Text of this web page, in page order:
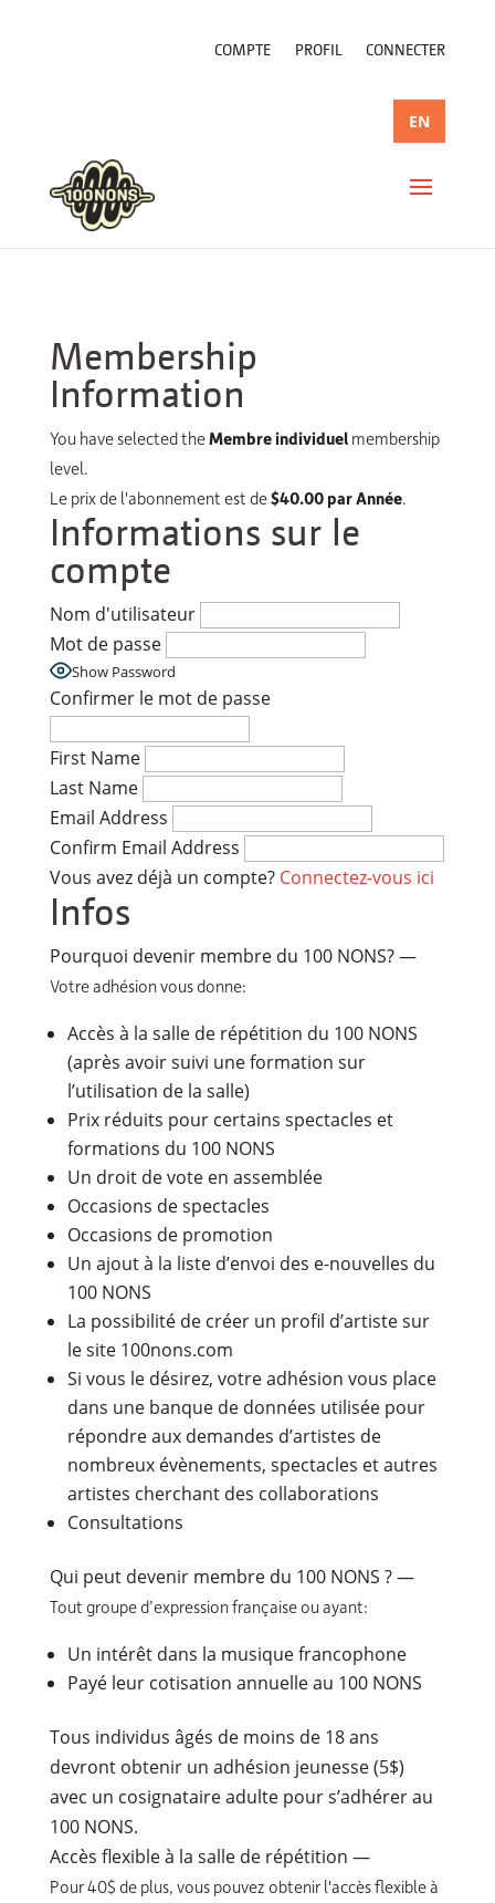
COMPTE PROFIL CONNECTER
EN
Membership
Information
You have selected theMembre individuelmembership
level.
Le prix de l'abonnement est de$40.00 par Année.
Informations sur le
compte
Nom d'utilisateur
Mot de passe
Show Password
Confirmer le mot de passe
First Name
Last Name
Email Address
Confirm Email Address
Vous avez déjà un compte? Connectez-vous ici
Infos
Pourquoi devenir membre du 100 NONS?—
Votre adhésion vous donne:
Accès à la salle de répétition du 100 NONS
(après avoir suivi une formation sur
l’utilisation de la salle)
Prix réduits pour certains spectacles et
formations du 100 NONS
Un droit de vote en assemblée
Occasions de spectacles
Occasions de promotion
Un ajout à la liste d’envoi des e-nouvelles du
100 NONS
La possibilité de créer un profil d’artiste sur
le site 100nons.com
Si vous le désirez, votre adhésion vous place
dans une banque de données utilisée pour
répondre aux demandes d’artistes de
nombreux évènements, spectacles et autres
artistes cherchant des collaborations
Consultations
Qui peut devenir membre du 100 NONS ?—
Tout groupe d’expression française ou ayant:
Un intérêt dans la musique francophone
Payé leur cotisation annuelle au 100 NONS
Tous individus âgés de moins de 18 ans
devront obtenir un adhésion jeunesse (5$)
avec un cosignataire adulte pour s’adhérer au
100 NONS.
Accès flexible à la salle de répétition —
Pour 40$ de plus, vous pouvez obtenir l'accès flexible à